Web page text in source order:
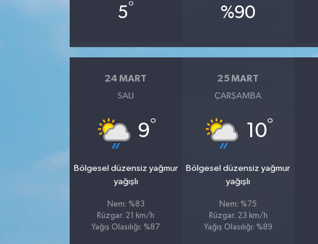
5° %90
24 MART
SALI
9°
Bölgesel düzensiz yağmur
yağışlı
Nem: %83
Rüzgar: 21 km/h
Yağış Olasılığı: %87
25 MART
ÇARŞAMBA
10°
Bölgesel düzensiz yağmur
yağışlı
Nem: %75
Rüzgar: 23 km/h
Yağış Olasılığı: %89